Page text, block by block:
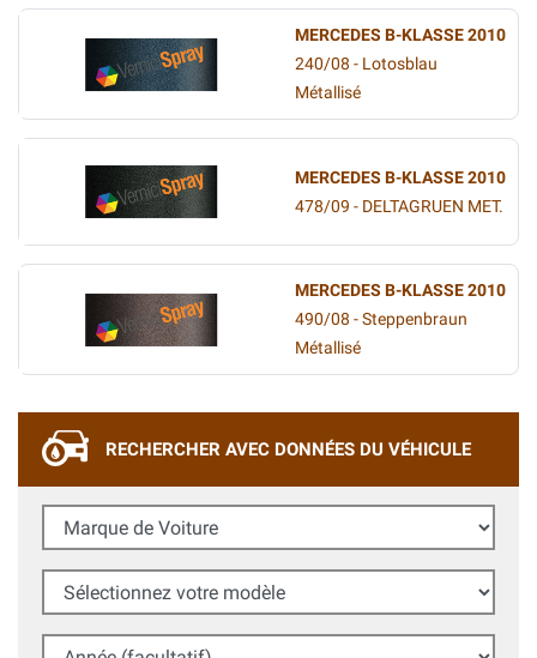
MERCEDES B-KLASSE 2010
240/08 - Lotosblau
Métallisé
MERCEDES B-KLASSE 2010
478/09 - DELTAGRUEN MET.
MERCEDES B-KLASSE 2010
490/08 - Steppenbraun
Métallisé
RECHERCHER AVEC DONNÉES DU VÉHICULE
Marque de Voiture
Sélectionnez votre modèle
Année (facultatif)